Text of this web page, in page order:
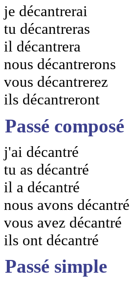
je décantrerai
tu décantreras
il décantrera
nous décantrerons
vous décantrerez
ils décantreront
Passé composé
j'ai décantré
tu as décantré
il a décantré
nous avons décantré
vous avez décantré
ils ont décantré
Passé simple